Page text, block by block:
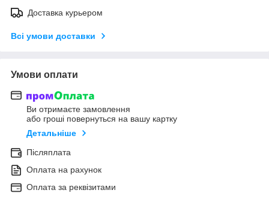
Доставка курьером
Всі умови доставки
Умови оплати
Ви отримаєте замовлення
або гроші повернуться на вашу картку
Детальніше
Післяплата
Оплата на рахунок
Оплата за реквізитами